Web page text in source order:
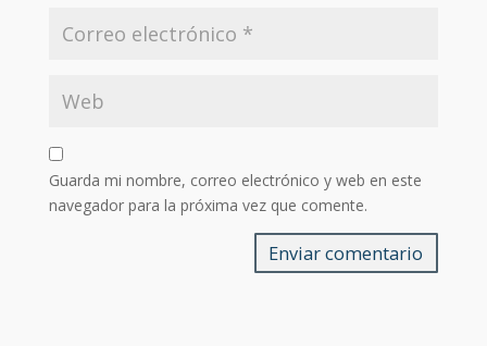
Guarda mi nombre, correo electrónico y web en este
navegador para la próxima vez que comente.
Enviar comentario